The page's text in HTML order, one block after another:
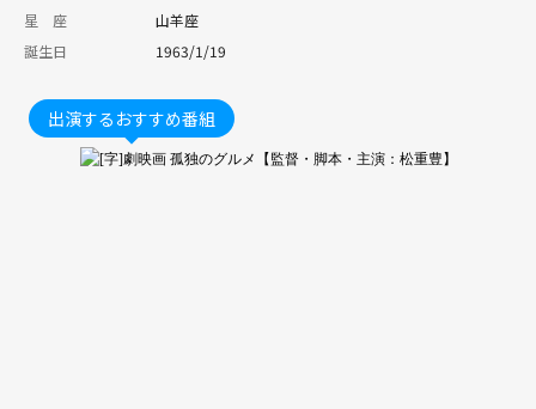
星 座
山羊座
誕生日
1963/1/19
出演するおすすめ番組